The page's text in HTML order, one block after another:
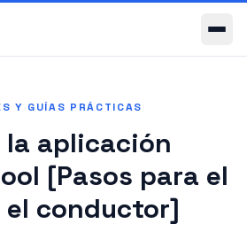
Y GUÍAS PRÁCTICAS
la aplicación
[Pasos para el
el conductor]